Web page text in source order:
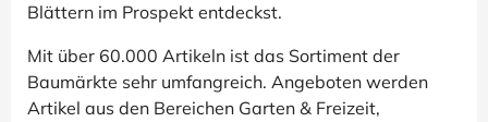
Blättern im Prospekt entdeckst.
Mit über 60.000 Artikeln ist das Sortiment der
Baumärkte sehr umfangreich. Angeboten werden
Artikel aus den Bereichen Garten & Freizeit,